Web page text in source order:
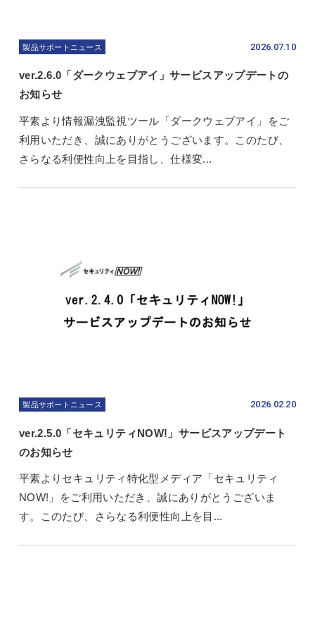
製品サポートニュース 2026.07.10
ver.2.6.0「ダークウェブアイ」サービスアップデートの
お知らせ
平素より情報漏洩監視ツール「ダークウェブアイ」をご
利用いただき、誠にありがとうございます。このたび、
さらなる利便性向上を目指し、仕様変...
製品サポートニュース 2026.02.20
ver.2.5.0「セキュリティNOW!」サービスアップデート
のお知らせ
平素よりセキュリティ特化型メディア「セキュリティ
NOW!」をご利用いただき、誠にありがとうございま
す。このたび、さらなる利便性向上を目...